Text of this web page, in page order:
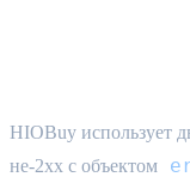
HIOBuy использует
не-2xx с объектом